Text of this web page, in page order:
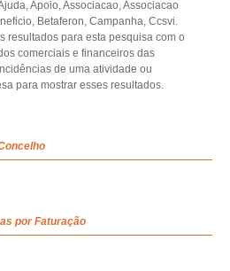
Apoio, Associacao, Associacao
Betaferon, Campanha, Ccsvi.
resultados para esta pesquisa com o
comerciais e financeiros das
de uma atividade ou
para mostrar esses resultados.
por Faturação